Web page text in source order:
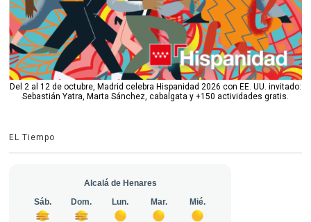
Del 2 al 12 de octubre, Madrid celebra Hispanidad 2026 con EE. UU. invitado:
Sebastián Yatra, Marta Sánchez, cabalgata y +150 actividades gratis.
EL Tiempo